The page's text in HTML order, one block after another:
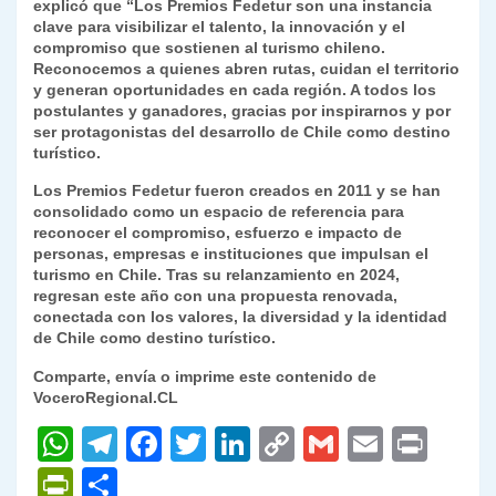
explicó que “Los Premios Fedetur son una instancia
clave para visibilizar el talento, la innovación y el
compromiso que sostienen al turismo chileno.
Reconocemos a quienes abren rutas, cuidan el territorio
y generan oportunidades en cada región. A todos los
postulantes y ganadores, gracias por inspirarnos y por
ser protagonistas del desarrollo de Chile como destino
turístico.
Los Premios Fedetur fueron creados en 2011 y se han
consolidado como un espacio de referencia para
reconocer el compromiso, esfuerzo e impacto de
personas, empresas e instituciones que impulsan el
turismo en Chile. Tras su relanzamiento en 2024,
regresan este año con una propuesta renovada,
conectada con los valores, la diversidad y la identidad
de Chile como destino turístico.
Comparte, envía o imprime este contenido de
VoceroRegional.CL
W
h
T
F
T
Li
C
G
E
P